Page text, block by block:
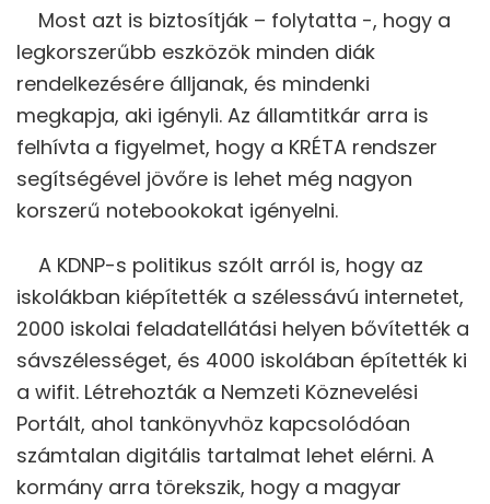
Most azt is biztosítják – folytatta -, hogy a
legkorszerűbb eszközök minden diák
rendelkezésére álljanak, és mindenki
megkapja, aki igényli. Az államtitkár arra is
felhívta a figyelmet, hogy a KRÉTA rendszer
segítségével jövőre is lehet még nagyon
korszerű notebookokat igényelni.
A KDNP-s politikus szólt arról is, hogy az
iskolákban kiépítették a szélessávú internetet,
2000 iskolai feladatellátási helyen bővítették a
sávszélességet, és 4000 iskolában építették ki
a wifit. Létrehozták a Nemzeti Köznevelési
Portált, ahol tankönyvhöz kapcsolódóan
számtalan digitális tartalmat lehet elérni. A
kormány arra törekszik, hogy a magyar